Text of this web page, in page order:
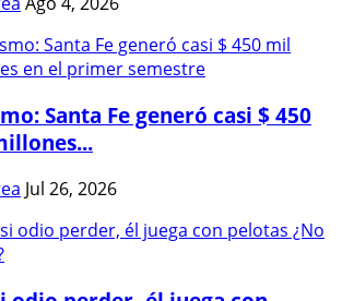
Santa Fe generó casi $ 450
Jul 26, 2026